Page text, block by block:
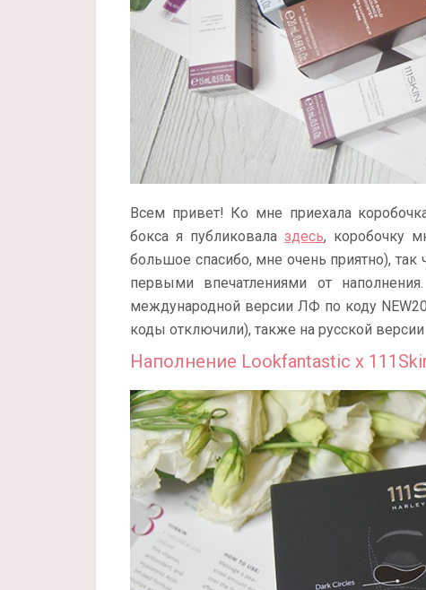
Всем привет! Ко мне приехала
бокса я публиковалаздесь, коробочку
большое спасибо, мне очень приятно),
первыми впечатлениями от
международной версии ЛФ по коду
коды отключили), также на русской
Наполнение Lookfantastic x